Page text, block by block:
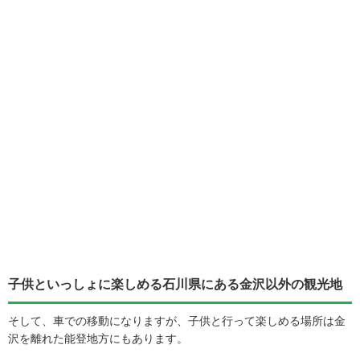
子供といっしょに楽しめる石川県にある金沢以外の観光地
そして、車での移動になりますが、子供と行って楽しめる場所は金
沢を離れた能登地方にもあります。